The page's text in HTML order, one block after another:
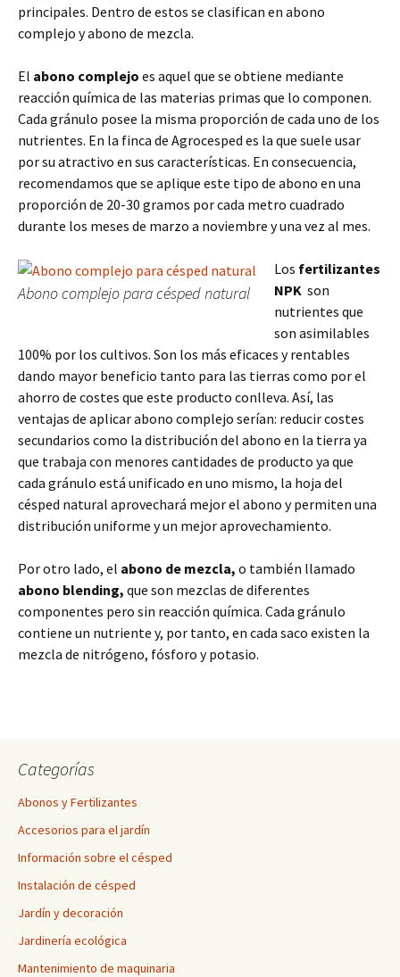
principales. Dentro de estos se clasifican en abono
complejo y abono de mezcla.
El abono complejo es aquel que se obtiene mediante
reacción química de las materias primas que lo componen.
Cada gránulo posee la misma proporción de cada uno de los
nutrientes. En la finca de Agrocesped es la que suele usar
por su atractivo en sus características. En consecuencia,
recomendamos que se aplique este tipo de abono en una
proporción de 20-30 gramos por cada metro cuadrado
durante los meses de marzo a noviembre y una vez al mes.
Abono complejo para césped natural
Los fertilizantes
NPK son
nutrientes que
son asimilables
100% por los cultivos. Son los más eficaces y rentables
dando mayor beneficio tanto para las tierras como por el
ahorro de costes que este producto conlleva. Así, las
ventajas de aplicar abono complejo serían: reducir costes
secundarios como la distribución del abono en la tierra ya
que trabaja con menores cantidades de producto ya que
cada gránulo está unificado en uno mismo, la hoja del
césped natural aprovechará mejor el abono y permiten una
distribución uniforme y un mejor aprovechamiento.
Por otro lado, el abono de mezcla, o también llamado
abono blending, que son mezclas de diferentes
componentes pero sin reacción química. Cada gránulo
contiene un nutriente y, por tanto, en cada saco existen la
mezcla de nitrógeno, fósforo y potasio.
Categorías
Abonos y Fertilizantes
Accesorios para el jardín
Información sobre el césped
Instalación de césped
Jardín y decoración
Jardinería ecológica
Mantenimiento de maquinaria